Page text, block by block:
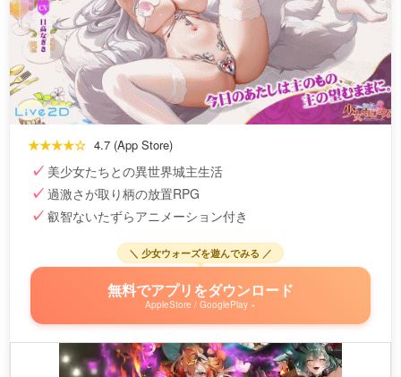
★★★★☆ 4.7 (App Store)
美少女たちとの異世界城主生活
過激さが取り柄の放置RPG
叡智ないたずらアニメーション付き
＼ 少女ウォーズを遊んでみる ／
無料でアプリをダウンロード
AppleStore / GooglePlay »